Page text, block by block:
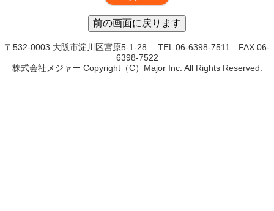
〒532-0003 大阪市淀川区宮原5-1-28 TEL 06-6398-7511 FAX 06-
6398-7522
株式会社メジャー Copyright（C）Major Inc. All Rights Reserved.